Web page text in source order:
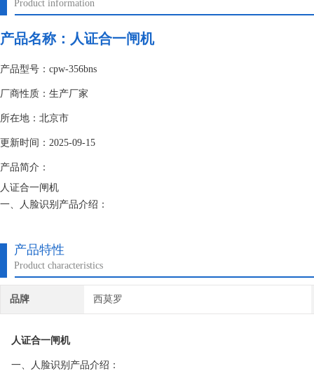
Product information
产品名称： 人证合一闸机
产品型号：cpw-356bns
厂商性质：生产厂家
所在地：北京市
更新时间：2025-09-15
产品简介：
人证合一闸机
一、人脸识别产品介绍：
智能闸将机械、电子、微处理器控制及各种身份识别技术有机地融为
上，通过选配各种身份识别系统设备和采用性能可靠的安全保护装置、
产品特性
Product characteristics
品牌 西莫罗
人证合一闸机
一、人脸识别产品介绍：